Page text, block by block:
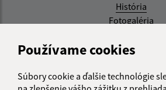
Používame cookies
Súbory cookie a ďalšie technológie
História
Fotogaléria
Aktualizované:
RSS